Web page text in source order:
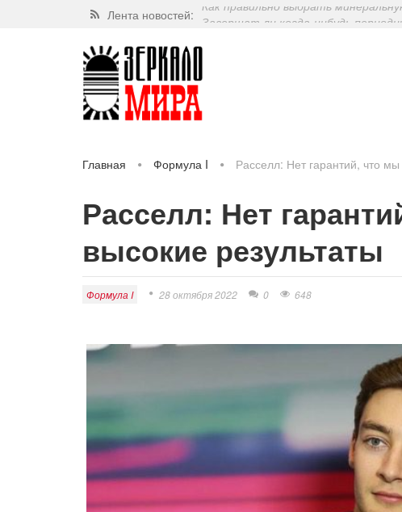
Лента новостей: Завершат ли когда-нибудь
Через 5 лет люди могут
Главная Формула I Расселл: Нет гарантий, что
Расселл: Нет
высокие результаты
Формула I 28 октября 2022 0 648